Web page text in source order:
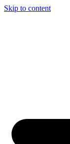
Skip to content